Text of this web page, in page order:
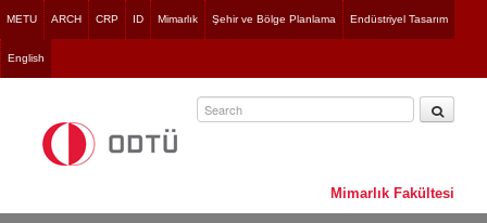
Jump
to
navigation
METU ARCH CRP ID Mimarlık Şehir ve Bölge Planlama Endüstriyel Tasarım
English
Mimarlık Fakültesi